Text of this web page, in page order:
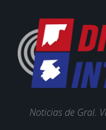
Noticias de Gral.